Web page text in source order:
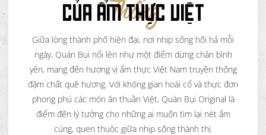
Thống
CỦA ẨM THỰC VIỆT
Giữa lòng thành phố hiện đại, nơi nhịp sống hối hả mỗi
ngày, Quán Bụi nổi lên như một điểm dừng chân bình
yên, mang đến hương vị ẩm thực Việt Nam truyền thống
đậm chất quê hương. Với không gian hoài cổ và thực đơn
phong phú các món ăn thuần Việt, Quán Bụi Original là
điểm đến lý tưởng cho những ai muốn tìm lại nét ấm
cúng, quen thuộc giữa nhịp sống thành thị.